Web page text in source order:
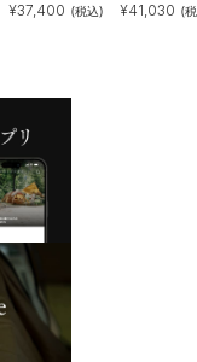
¥37,400 (税込) ¥41,030 (